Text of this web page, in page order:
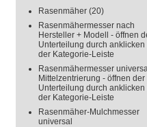
Rasenmäher (20)
Rasenmähermesser nach
Hersteller + Modell - öffnen
Unterteilung durch anklicken
der Kategorie-Leiste
Rasenmähermesser
Mittelzentrierung - öffnen der
Unterteilung durch anklicken
der Kategorie-Leiste
Rasenmäher-Mulchmesser
universal